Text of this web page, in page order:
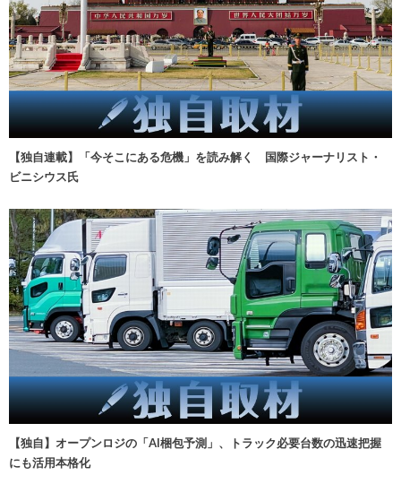
【独自連載】「今そこにある危機」を読み解く 国際ジャーナリスト・
ビニシウス氏
【独自】オープンロジの「AI梱包予測」、トラック必要台数の迅速把握
にも活用本格化